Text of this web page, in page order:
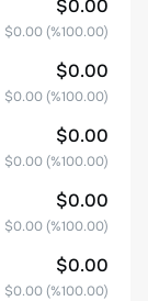
$0.00
$0.00 (%100.00)
$0.00
$0.00 (%100.00)
$0.00
$0.00 (%100.00)
$0.00
$0.00 (%100.00)
$0.00
$0.00 (%100.00)